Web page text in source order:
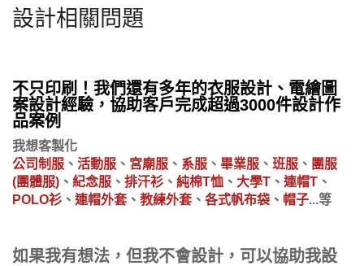
設計相關問題
不只印刷！我們還有多年的衣服設計、電繪圖
案設計經驗，協助客戶完成超過3000件設計作
品案例
我想客製化
公司制服 、 活動服 、 宮廟服 、 系服 、 畢業服 、 班服 、 團服
(團體服) 、 紀念服 、 排汗衫 、 純棉T恤 、 大學T 、 連帽T 、
POLO衫 、 連帽外套 、 教練外套 、 各式帆布袋 、 帽子...等
如果我有想法，但我不會設計，可以協助我設